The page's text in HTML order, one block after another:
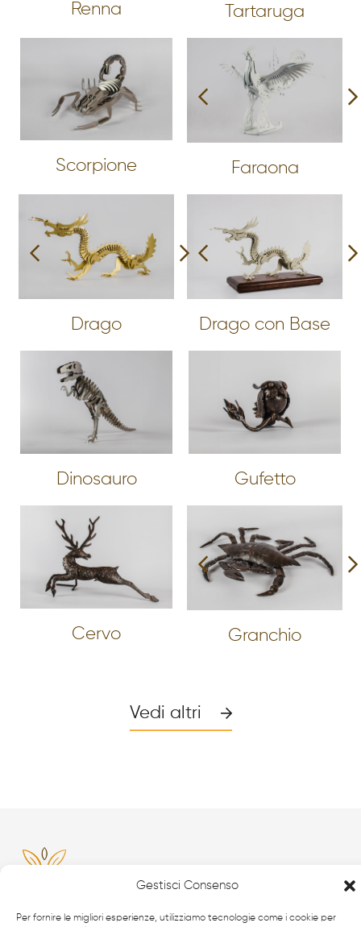
Gestisci Consenso
Per fornire le migliori esperienze, utilizziamo tecnologie come i cookie per
Renna Tartaruga
Scorpione Faraona
Drago Drago con Base
Dinosauro Gufetto
Cervo Granchio
Vedi altri